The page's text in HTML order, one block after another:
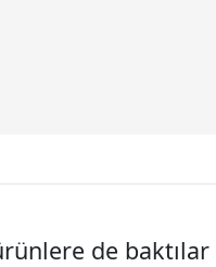
de baktılar